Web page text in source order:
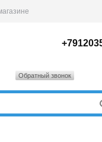
Обратный звонок